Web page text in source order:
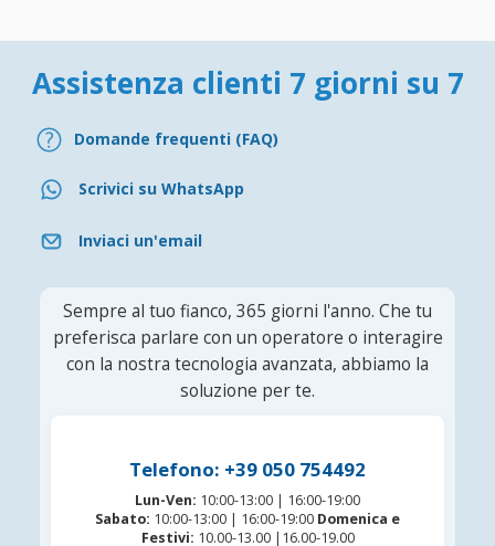
Assistenza clienti 7 giorni su 7
Domande frequenti (FAQ)
Scrivici su WhatsApp
Inviaci un'email
Sempre al tuo fianco, 365 giorni l'anno. Che tu
preferisca parlare con un operatore o interagire
con la nostra tecnologia avanzata, abbiamo la
soluzione per te.
Telefono: +39 050 754492
Lun-Ven: 10:00-13:00 | 16:00-19:00
Sabato: 10:00-13:00 | 16:00-19:00 Domenica e
Festivi: 10.00-13.00 |16.00-19.00